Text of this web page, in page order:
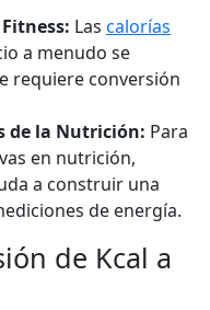
Las calorías
a menudo se
requiere conversión
de la Nutrición: Para
en nutrición,
a construir una
de energía.
de Kcal a